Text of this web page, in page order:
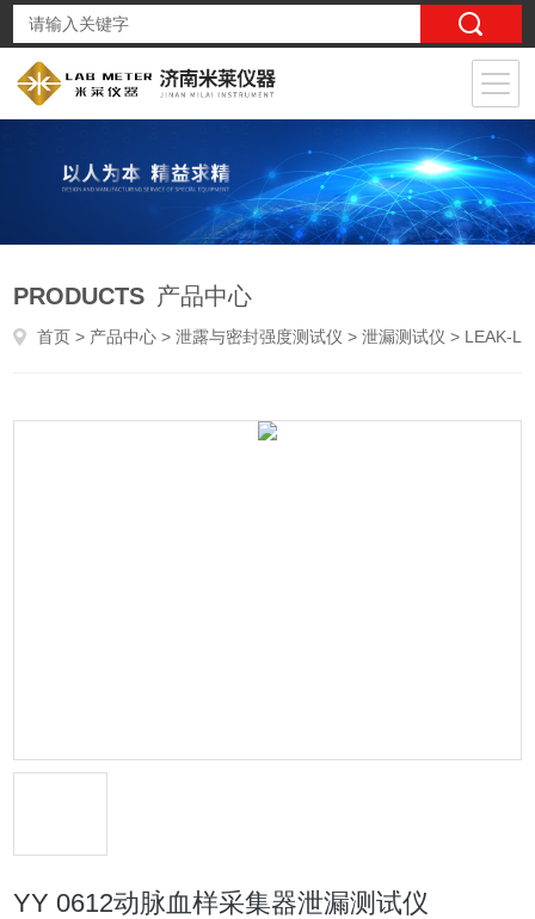
PRODUCTS 产品中心
首页 > 产品中心 >泄露与密封强度测试仪 >泄漏测试仪 > LEAK-L1YY 0612动脉血样采集器泄漏测试仪
YY 0612动脉血样采集器泄漏测试仪